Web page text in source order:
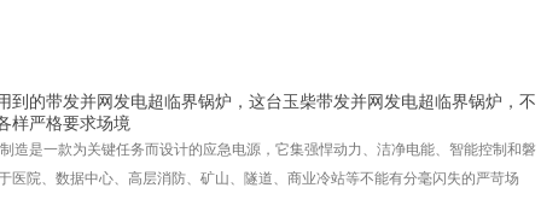
到的带发并网发电超临界锅炉，这台玉柴带发并网发电超临界锅炉，不
样严格要求场境
造是一款为关键任务而设计的应急电源，它集强悍动力、洁净电能、智能控制和磐
医院、数据中心、高层消防、矿山、隧道、商业冷站等不能有分毫闪失的严苛场